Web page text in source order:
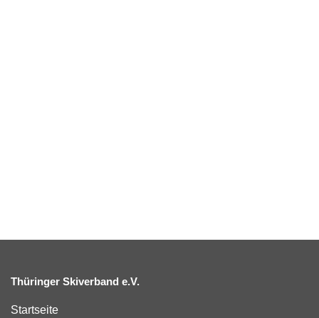
Thüringer Skiverband e.V.
Startseite